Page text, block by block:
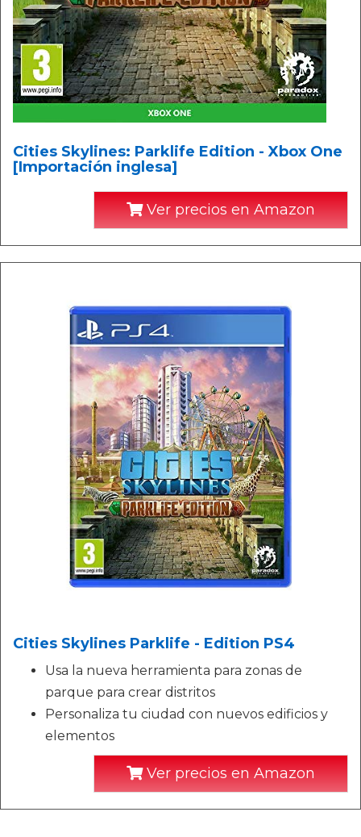
Cities Skylines: Parklife Edition - Xbox One
[Importación inglesa]
Ver precios en Amazon
Cities Skylines Parklife - Edition PS4
Usa la nueva herramienta para zonas de
parque para crear distritos
Personaliza tu ciudad con nuevos edificios y
elementos
Ver precios en Amazon